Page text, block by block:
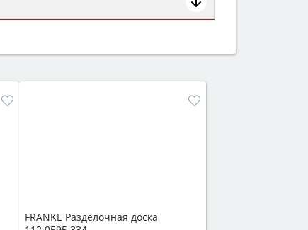
от детей).
FRANKE Разделочная доска